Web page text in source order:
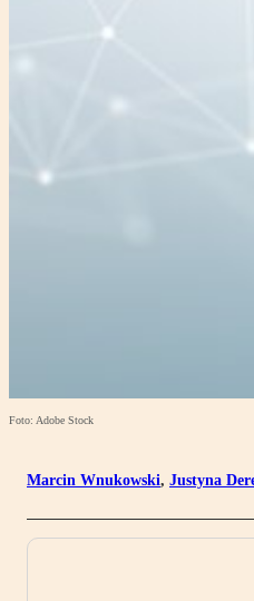
Foto: Adobe Stock
Marcin Wnukowski, Justyna